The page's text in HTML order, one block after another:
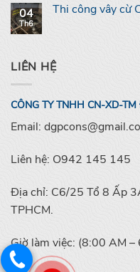
04
Th6
Thi công vây cừ
LIÊN HỆ
CÔNG TY TNHH CN-XD-
Email:
Liên hệ: O942 145 145
Địa chỉ: C6/25 Tổ 8 Ấp
TPHCM.
Giờ làm việc: (8:00 AM –